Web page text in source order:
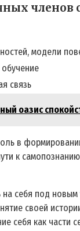
членов
модели
связь
оазис
в
к
себя под
своей
себя как части